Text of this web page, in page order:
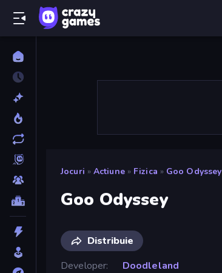
Jocuri » Actiune » Fizica » Goo Odyssey
Goo Odyssey
Distribuie
Developer
Doodleland